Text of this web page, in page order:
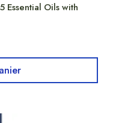
Essential Oils with